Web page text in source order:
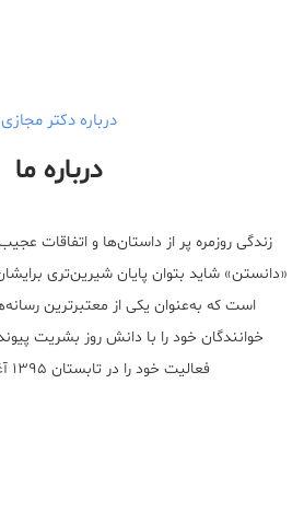
درباره دکتر مجازی
درباره ما
زندگی روزمره پر از داستان‌ها و اتفاقات
«دانستن» شاید بتوان پایان شیرین‌تری
است که به‌عنوان یکی از معتبر‌ترین
خوانندگان خود را با دانش روز بشریت
فعالیت خود را در تابستان ۱۳۹۵ آغاز نموده است.